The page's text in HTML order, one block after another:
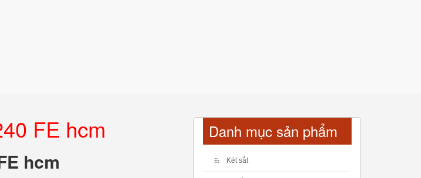
FE hcm
hcm
Danh mục sản phẩm
Két sắt